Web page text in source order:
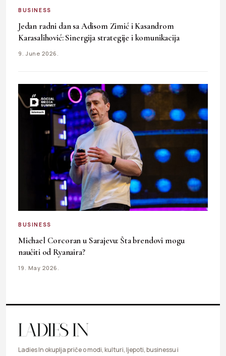
BUSINESS
Jedan radni dan sa Adisom Zimić i Kasandrom
Karasalihović: Sinergija strategije i komunikacija
9. June 2026.
BUSINESS
Michael Corcoran u Sarajevu: Šta brendovi mogu
naučiti od Ryanaira?
19. May 2026.
Ladies In okuplja priče o modi, kulturi, ljepoti, businessu i